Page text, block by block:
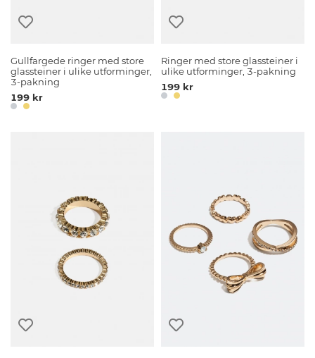
Gullfargede ringer med store
glassteiner i ulike utforminger,
3-pakning
199 kr
Ringer med store glassteiner i
ulike utforminger, 3-pakning
199 kr